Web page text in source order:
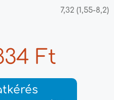
7,32 (1,55-8,2)
Ft